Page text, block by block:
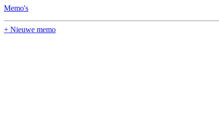
Memo's
+ Nieuwe memo